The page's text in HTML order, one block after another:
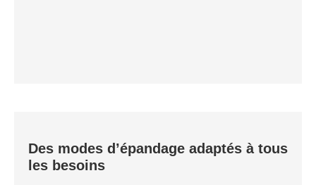
Des modes d’épandage adaptés à tous
les besoins